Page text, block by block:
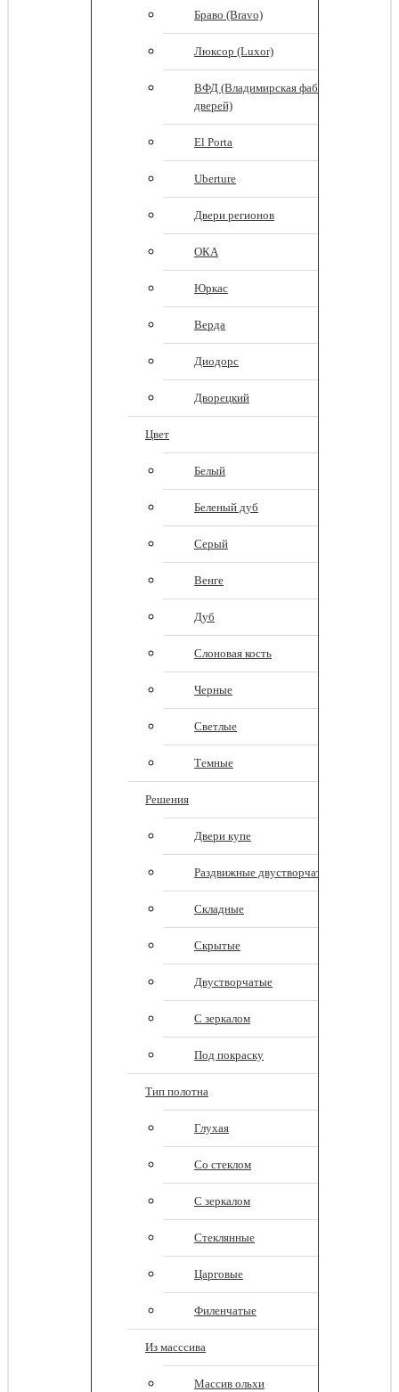
Браво (Bravo)
Люксор (Luxor)
ВФД (Владимирская фабрика
дверей)
El Porta
Uberture
Двери регионов
ОКА
Юркас
Верда
Диодорс
Дворецкий
Цвет
Белый
Беленый дуб
Серый
Венге
Дуб
Слоновая кость
Черные
Светлые
Темные
Решения
Двери купе
Раздвижные двустворчатые
Складные
Скрытые
Двустворчатые
С зеркалом
Под покраску
Тип полотна
Глухая
Со стеклом
С зеркалом
Стеклянные
Царговые
Филенчатые
Из масссива
Массив ольхи